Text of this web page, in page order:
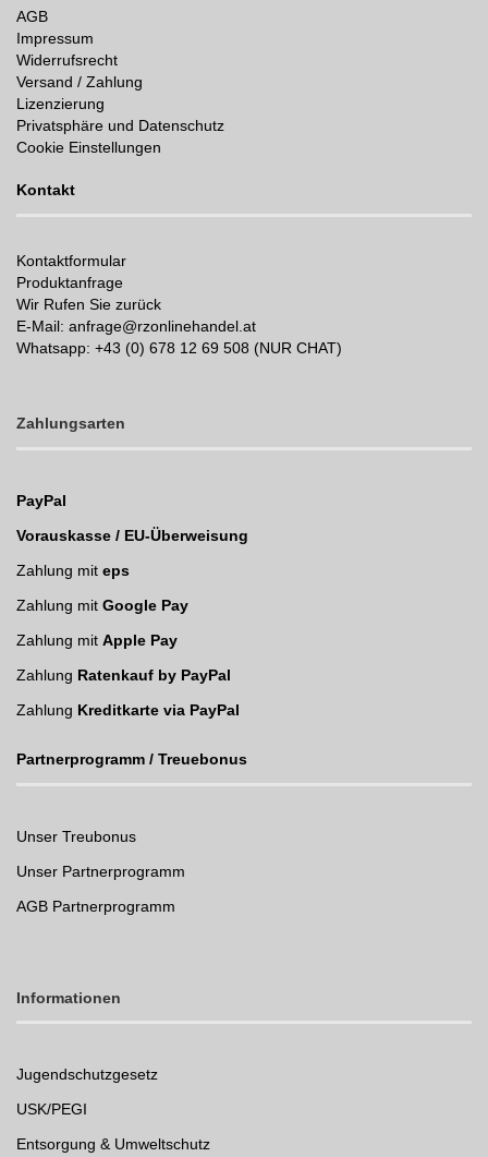
AGB
Impressum
Widerrufsrecht
Versand / Zahlung
Lizenzierung
Privatsphäre und Datenschutz
Cookie Einstellungen
Kontakt
Kontaktformular
Produktanfrage
Wir Rufen Sie zurück
E-Mail: anfrage@rzonlinehandel.at
Whatsapp: +43 (0) 678 12 69 508 (NUR CHAT)
Zahlungsarten
PayPal
Vorauskasse / EU-Überweisung
Zahlung mit eps
Zahlung mit Google Pay
Zahlung mit Apple Pay
Zahlung Ratenkauf by PayPal
Zahlung Kreditkarte via PayPal
Partnerprogramm / Treuebonus
Unser Treubonus
Unser Partnerprogramm
AGB Partnerprogramm
Informationen
Jugendschutzgesetz
USK/PEGI
Entsorgung & Umweltschutz